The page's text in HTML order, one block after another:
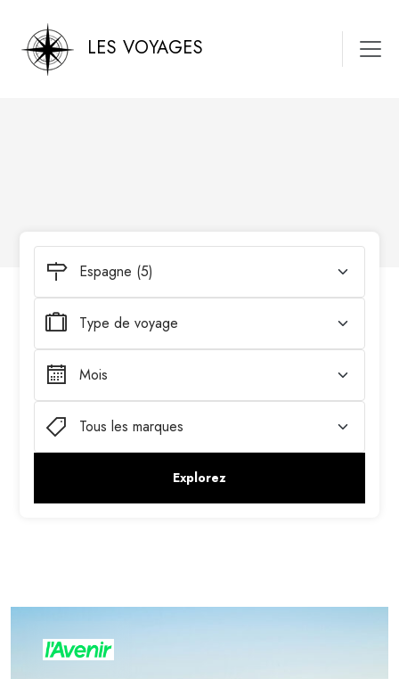
LES VOYAGES
Espagne (5)
Type de voyage
Mois
Tous les marques
Explorez